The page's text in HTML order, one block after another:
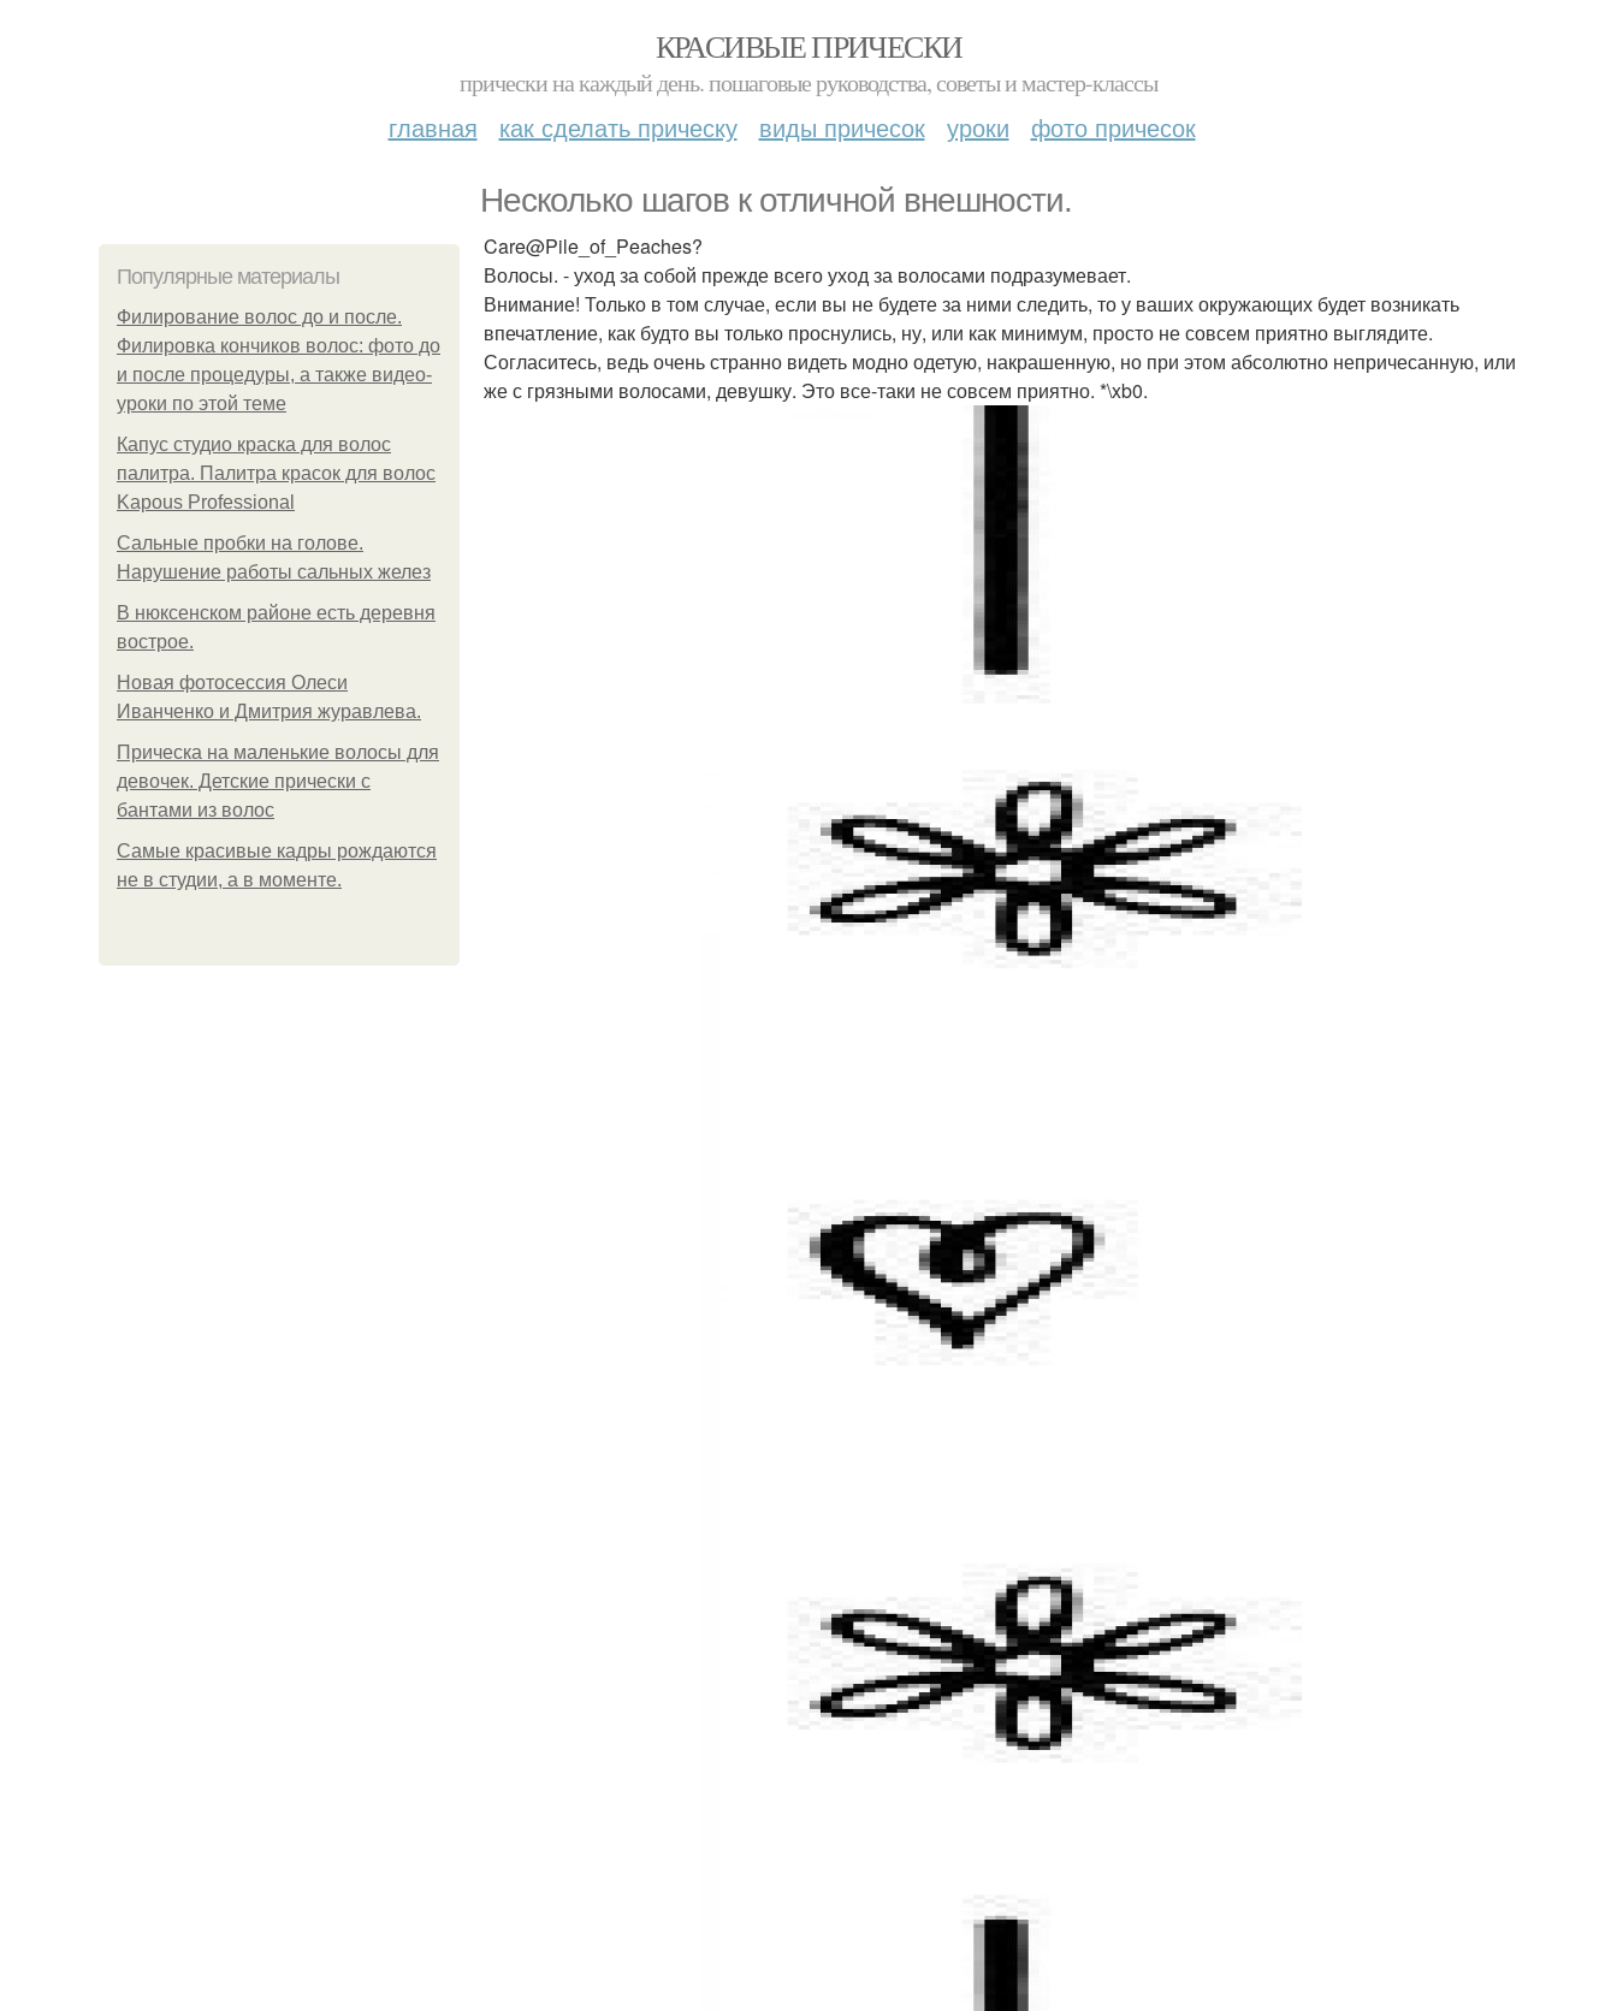
КРАСИВЫЕ ПРИЧЕСКИ
прически на каждый день. пошаговые руководства, советы и мастер-классы
главная как сделать прическу виды причесок уроки фото причесок
Несколько шагов к отличной внешности.
Популярные материалы
Филирование волос до и после.
Филировка кончиков волос: фото до
и после процедуры, а также видео-
уроки по этой теме
Капус студио краска для волос
палитра. Палитра красок для волос
Kapous Professional
Сальные пробки на голове.
Нарушение работы сальных желез
В нюксенском районе есть деревня
вострое.
Новая фотосессия Олеси
Иванченко и Дмитрия журавлева.
Прическа на маленькие волосы для
девочек. Детские прически с
бантами из волос
Самые красивые кадры рождаются
не в студии, а в моменте.
Care@Pile_of_Peaches?
Волосы. - уход за собой прежде всего уход за волосами подразумевает.
Внимание! Только в том случае, если вы не будете за ними следить, то у ваших окружающих будет возникать
впечатление, как будто вы только проснулись, ну, или как минимум, просто не совсем приятно выглядите.
Согласитесь, ведь очень странно видеть модно одетую, накрашенную, но при этом абсолютно непричесанную, или
же с грязными волосами, девушку. Это все-таки не совсем приятно. *\xb0.